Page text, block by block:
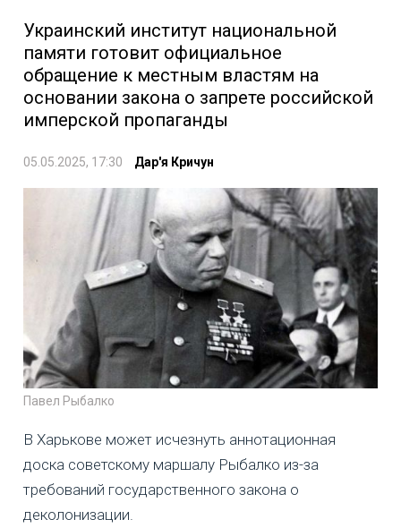
Украинский институт национальной
памяти готовит официальное
обращение к местным властям на
основании закона о запрете российской
имперской пропаганды
05.05.2025, 17:30 Дар'я Кричун
Павел Рыбалко
В Харькове может исчезнуть аннотационная
доска советскому маршалу Рыбалко из-за
требований государственного закона о
деколонизации.